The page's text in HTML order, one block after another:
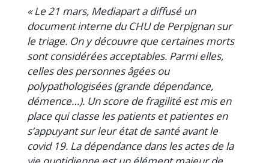
« Le 21 mars, Mediapart a diffusé un
document interne du CHU de Perpignan sur
le triage. On y découvre que certaines morts
sont considérées acceptables. Parmi elles,
celles des personnes âgées ou
polypathologisées (grande dépendance,
démence…). Un score de fragilité est mis en
place qui classe les patients et patientes en
s’appuyant sur leur état de santé avant le
covid 19. La dépendance dans les actes de la